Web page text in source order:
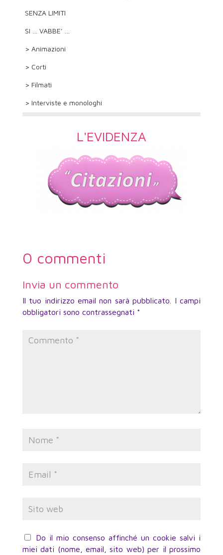
SENZA LIMITI
SI … VABBE’ …
> Animazioni
> Corti
> Filmati
> Interviste e monologhi
L'EVIDENZA
0 commenti
Invia un commento
Il tuo indirizzo email non sarà pubblicato.
I campi
obbligatori sono contrassegnati *
Do il mio consenso affinché un cookie salvi i
miei dati (nome, email, sito web) per il prossimo